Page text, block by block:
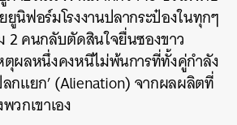
นิฟอร์มโรงงานปลากระป๋องในทุกๆ
คนกลับตัดสินใจยื่นซองขาว
ตุผลหนึ่งคงหนีไม่พ้นการที่ทั้งคู่กำลัง
กแยก’ (Alienation) จากผลผลิตที่
วกเขาเอง